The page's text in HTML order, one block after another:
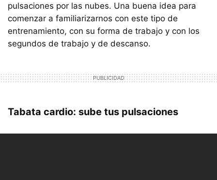
pulsaciones por las nubes. Una buena idea para
comenzar a familiarizarnos con este tipo de
entrenamiento, con su forma de trabajo y con los
segundos de trabajo y de descanso.
Tabata cardio: sube tus pulsaciones